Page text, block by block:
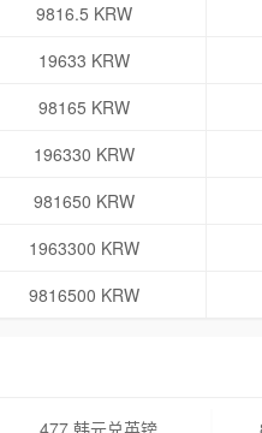
9816.5 KRW
19633 KRW
98165 KRW
196330 KRW
981650 KRW
1963300 KRW
9816500 KRW